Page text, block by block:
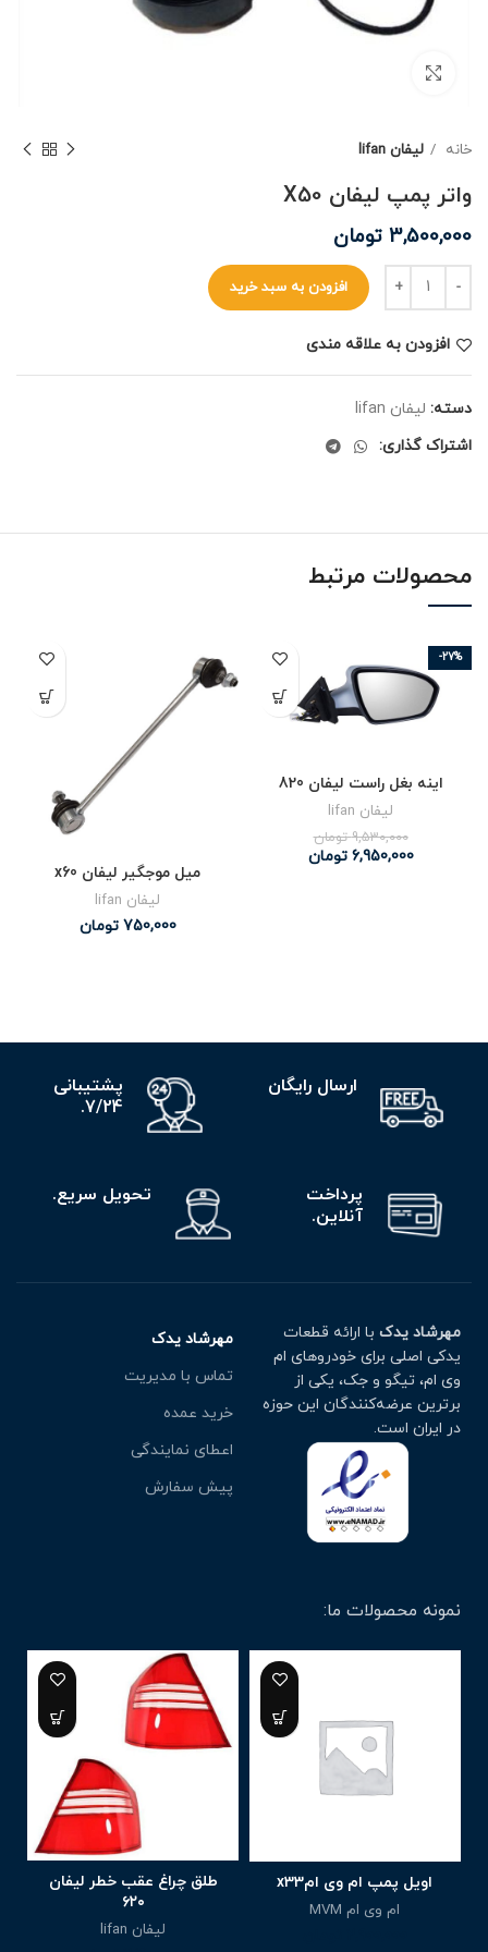
خانه لیفان lifan
واتر پمپ لیفان X50
3,500,000 تومان
افزودن به سبد خرید
افزودن به علاقه مندی
دسته: لیفان lifan
اشتراک گذاری:
محصولات مرتبط
-27%
اینه بغل راست لیفان 820
لیفان lifan
9,530,000 تومان
6,950,000 تومان
میل موجگیر لیفان x60
لیفان lifan
750,000 تومان
ارسال رایگان
پشتیبانی
7/24.
پرداخت
آنلاین.
تحویل سریع.
مهرشاد یدک با ارائه قطعات
یدکی اصلی برای خودروهای ام
وی ام، تیگو و جک، یکی از
برترین عرضه‌کنندگان این حوزه
در ایران است.
مهرشاد یدک
تماس با مدیریت
خرید عمده
اعطای نمایندگی
پیش سفارش
نمونه محصولات ما:
اویل پمپ ام وی امx33
ام وی ام MVM
طلق چراغ عقب خطر لیفان
۶۲۰
لیفان lifan